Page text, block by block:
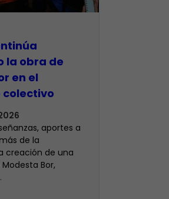
la obra de
en el
aportes a
de la
creación de una
Bor,